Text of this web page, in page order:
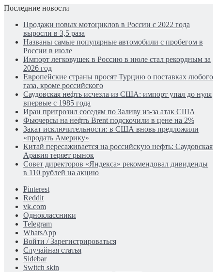
Последние новости
Продажи новых мотоциклов в России с 2022 года
выросли в 3,5 раза
Названы самые популярные автомобили с пробегом в
России в июле
Импорт легковушек в Россию в июле стал рекордным за
2026 год
Европейские страны просят Турцию о поставках любого
газа, кроме российского
Саудовская нефть исчезла из США: импорт упал до нуля
впервые с 1985 года
Иран пригрозил соседям по Заливу из-за атак США
Фьючерсы на нефть Brent подскочили в цене на 2%
Закат исключительности: в США вновь предложили
«продать Америку»
Китай пересаживается на российскую нефть: Саудовская
Аравия теряет рынок
Совет директоров «Яндекса» рекомендовал дивиденды
в 110 рублей на акцию
Pinterest
Reddit
vk.com
Одноклассники
Telegram
WhatsApp
Войти / Зарегистрироваться
Случайная статья
Sidebar
Switch skin